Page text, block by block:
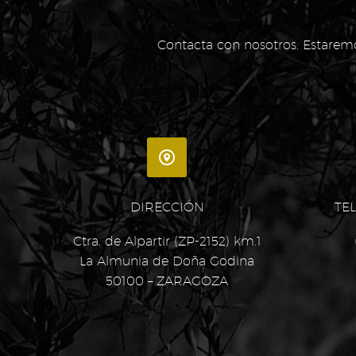
Contacta con nosotros.


DIRECCIÓN
Ctra. de Alpartir (ZP-2152) km.1
La Almunia de Doña Godina
50100 – ZARAGOZA